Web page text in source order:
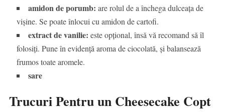
amidon de porumb: are rolul de a închega dulceața de
vișine. Se poate înlocui cu amidon de cartofi.
extract de vanilie: este opțional, însă vă recomand să îl
folosiți. Pune în evidență aroma de ciocolată, și balansează
frumos toate aromele.
sare
Trucuri Pentru un Cheesecake Copt